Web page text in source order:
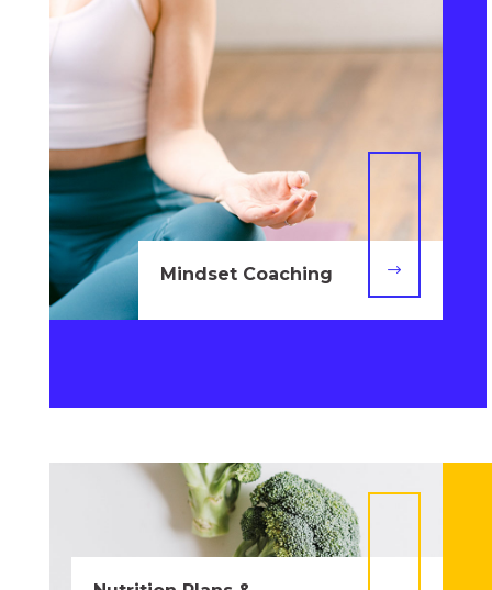
Mindset Coaching $